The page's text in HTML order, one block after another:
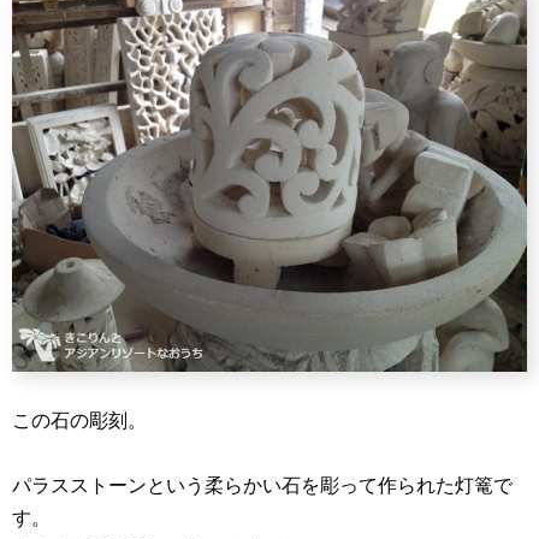
この石の彫刻。
パラスストーンという柔らかい石を彫って作られた灯篭で
す。